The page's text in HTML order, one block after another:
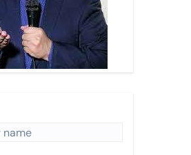
a Enrique de la Madrid.
Association en Filadelfia